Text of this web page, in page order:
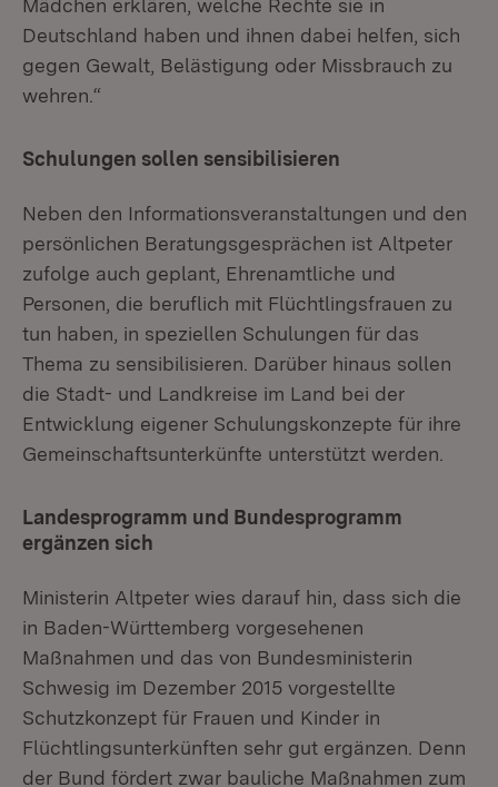
Mädchen erklären, welche Rechte sie in
Deutschland haben und ihnen dabei helfen, sich
gegen Gewalt, Belästigung oder Missbrauch zu
wehren.“
Schulungen sollen sensibilisieren
Neben den Informationsveranstaltungen und den
persönlichen Beratungsgesprächen ist Altpeter
zufolge auch geplant, Ehrenamtliche und
Personen, die beruflich mit Flüchtlingsfrauen zu
tun haben, in speziellen Schulungen für das
Thema zu sensibilisieren. Darüber hinaus sollen
die Stadt- und Landkreise im Land bei der
Entwicklung eigener Schulungskonzepte für ihre
Gemeinschaftsunterkünfte unterstützt werden.
Landesprogramm und Bundesprogramm
ergänzen sich
Ministerin Altpeter wies darauf hin, dass sich die
in Baden-Württemberg vorgesehenen
Maßnahmen und das von Bundesministerin
Schwesig im Dezember 2015 vorgestellte
Schutzkonzept für Frauen und Kinder in
Flüchtlingsunterkünften sehr gut ergänzen. Denn
der Bund fördert zwar bauliche Maßnahmen zum